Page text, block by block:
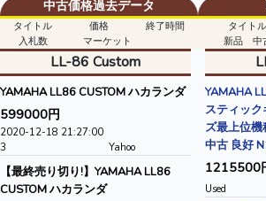
中古価格過去データ
タイトル 価格
終了時間
入札数
マーケット
タイトル
新品 中
LL-86 Custom
YAMAHA LL86 CUSTOM ハカランダ
599000円
2020-12-18 21:27:00
3
Yahoo
【最終売り切り!】YAMAHA LL86
CUSTOM ハカランダ
YAMAHA
スティッ
ズ最上位
中古 良好
1215500
Used